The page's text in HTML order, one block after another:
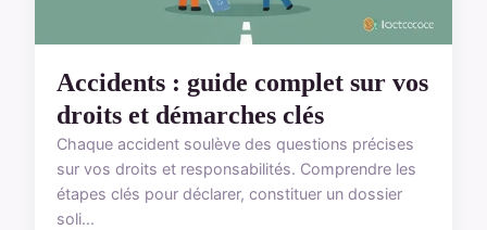
Accidents : guide complet sur vos
droits et démarches clés
Chaque accident soulève des questions précises
sur vos droits et responsabilités. Comprendre les
étapes clés pour déclarer, constituer un dossier
soli...